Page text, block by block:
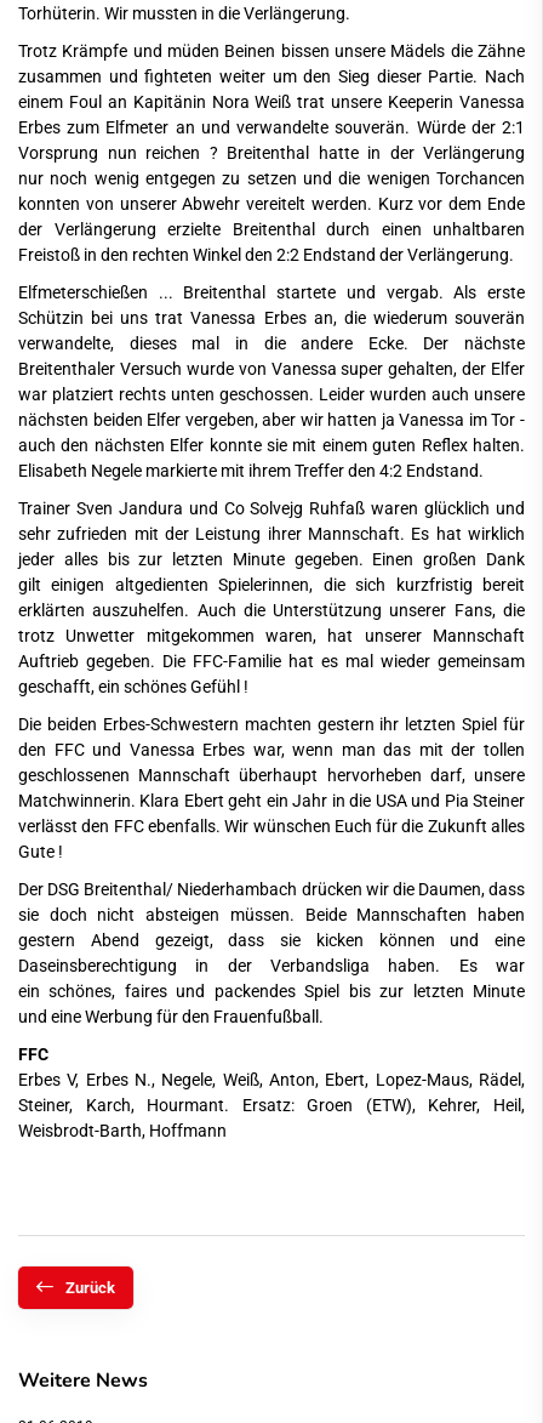
Torhüterin. Wir mussten in die Verlängerung.
Trotz Krämpfe und müden Beinen bissen unsere Mädels die Zähne
zusammen und fighteten weiter um den Sieg dieser Partie. Nach
einem Foul an Kapitänin Nora Weiß trat unsere Keeperin Vanessa
Erbes zum Elfmeter an und verwandelte souverän. Würde der 2:1
Vorsprung nun reichen ? Breitenthal hatte in der Verlängerung
nur noch wenig entgegen zu setzen und die wenigen Torchancen
konnten von unserer Abwehr vereitelt werden. Kurz vor dem Ende
der Verlängerung erzielte Breitenthal durch einen unhaltbaren
Freistoß in den rechten Winkel den 2:2 Endstand der Verlängerung.
Elfmeterschießen ... Breitenthal startete und vergab. Als erste
Schützin bei uns trat Vanessa Erbes an, die wiederum souverän
verwandelte, dieses mal in die andere Ecke. Der nächste
Breitenthaler Versuch wurde von Vanessa super gehalten, der Elfer
war platziert rechts unten geschossen. Leider wurden auch unsere
nächsten beiden Elfer vergeben, aber wir hatten ja Vanessa im Tor -
auch den nächsten Elfer konnte sie mit einem guten Reflex halten.
Elisabeth Negele markierte mit ihrem Treffer den 4:2 Endstand.
Trainer Sven Jandura und Co Solvejg Ruhfaß waren glücklich und
sehr zufrieden mit der Leistung ihrer Mannschaft. Es hat wirklich
jeder alles bis zur letzten Minute gegeben. Einen großen Dank
gilt einigen altgedienten Spielerinnen, die sich kurzfristig bereit
erklärten auszuhelfen. Auch die Unterstützung unserer Fans, die
trotz Unwetter mitgekommen waren, hat unserer Mannschaft
Auftrieb gegeben. Die FFC-Familie hat es mal wieder gemeinsam
geschafft, ein schönes Gefühl !
Die beiden Erbes-Schwestern machten gestern ihr letzten Spiel für
den FFC und Vanessa Erbes war, wenn man das mit der tollen
geschlossenen Mannschaft überhaupt hervorheben darf, unsere
Matchwinnerin. Klara Ebert geht ein Jahr in die USA und Pia Steiner
verlässt den FFC ebenfalls. Wir wünschen Euch für die Zukunft alles
Gute !
Der DSG Breitenthal/ Niederhambach drücken wir die Daumen, dass
sie doch nicht absteigen müssen. Beide Mannschaften haben
gestern Abend gezeigt, dass sie kicken können und eine
Daseinsberechtigung in der Verbandsliga haben. Es war
ein schönes, faires und packendes Spiel bis zur letzten Minute
und eine Werbung für den Frauenfußball.
FFC
Erbes V, Erbes N., Negele, Weiß, Anton, Ebert, Lopez-Maus, Rädel,
Steiner, Karch, Hourmant. Ersatz: Groen (ETW), Kehrer, Heil,
Weisbrodt-Barth, Hoffmann
Zurück
Weitere News